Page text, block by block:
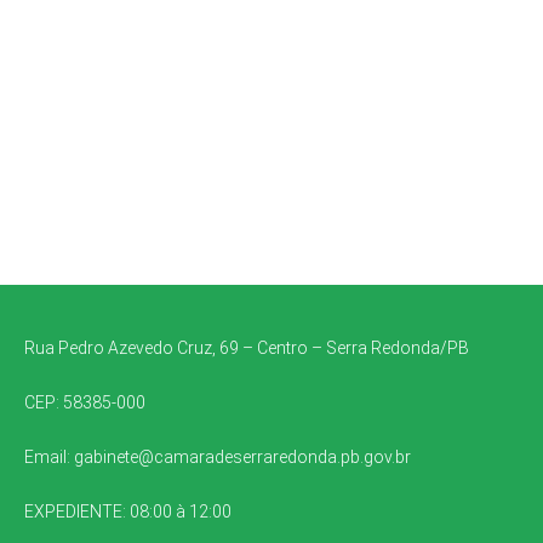
Rua Pedro Azevedo Cruz, 69 – Centro – Serra Redonda/PB
CEP: 58385-000
Email: gabinete@camaradeserraredonda.pb.gov.br
EXPEDIENTE: 08:00 à 12:00